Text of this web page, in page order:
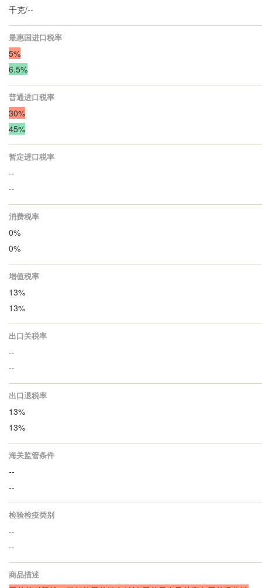
千克/--
最惠国进口税率
5%
6.5%
普通进口税率
30%
45%
暂定进口税率
--
--
消费税率
0%
0%
增值税率
13%
13%
出口关税率
--
--
出口退税率
13%
13%
海关监管条件
--
--
检验检疫类别
--
--
商品描述